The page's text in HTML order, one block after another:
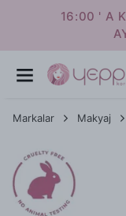
16:00 ' A
Markalar Makyaj